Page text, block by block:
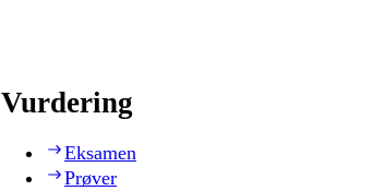
Vurdering
Eksamen
Prøver